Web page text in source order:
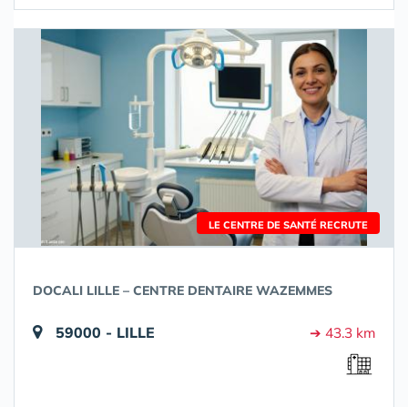
LE CENTRE DE SANTÉ RECRUTE
DOCALI LILLE – CENTRE DENTAIRE WAZEMMES
59000 - LILLE ➔ 43.3 km